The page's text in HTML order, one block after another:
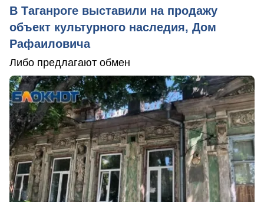
В Таганроге выставили на продажу
объект культурного наследия, Дом
Рафаиловича
Либо предлагают обмен